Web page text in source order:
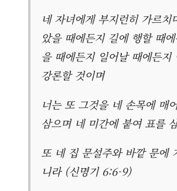
네 자녀에게 부지런히 가르치
았을 때에든지 길에 행할 때
을 때에든지 일어날 때에든지
강론할 것이며
너는 또 그것을 네 손목에 매
삼으며 네 미간에 붙여 표를
또 네 집 문설주와 바깥 문에
니라 (신명기 6:6-9)